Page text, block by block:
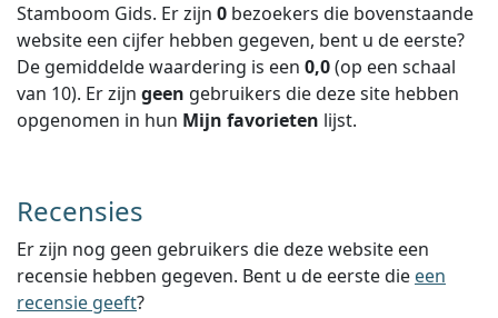
Stamboom Gids. Er zijn 0 bezoekers die bovenstaande
website een cijfer hebben gegeven, bent u de eerste?
De gemiddelde waardering is een 0,0(op een schaal
van 10). Er zijn geen gebruikers die deze site hebben
opgenomen in hun Mijn favorieten lijst.
Recensies
Er zijn nog geen gebruikers die deze website een
recensie hebben gegeven. Bent u de eerste die een
recensie geeft?